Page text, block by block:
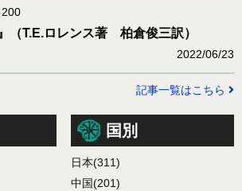
（T.E.ロレンス著 柏倉俊三訳）
2022/06/23
記事一覧はこちら
国別
日本(311)
中国(201)